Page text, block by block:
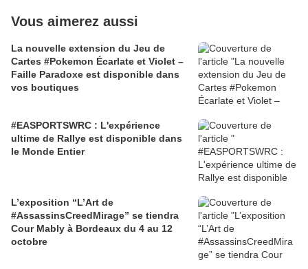
Vous aimerez aussi
La nouvelle extension du Jeu de
Cartes #Pokemon Écarlate et Violet –
Faille Paradoxe est disponible dans
vos boutiques
#EASPORTSWRC : L'expérience
ultime de Rallye est disponible dans
le Monde Entier
L’exposition “L’Art de
#AssassinsCreedMirage” se tiendra
Cour Mably à Bordeaux du 4 au 12
octobre